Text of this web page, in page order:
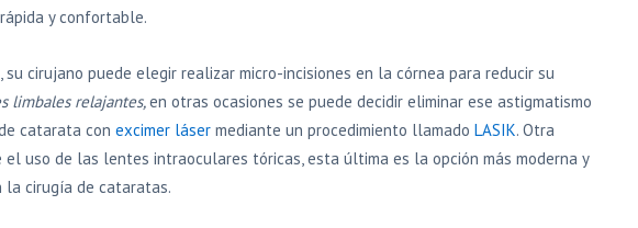
y confortable.
cirujano puede elegir realizar micro-incisiones en la córnea para reducir su
limbales relajantes,en otras ocasiones se puede decidir eliminar ese astigmatismo
catarata con excimer lásermediante un procedimiento llamado LASIK. Otra
uso de las lentes intraoculares tóricas, esta última es la opción más moderna y
la cirugía de cataratas.